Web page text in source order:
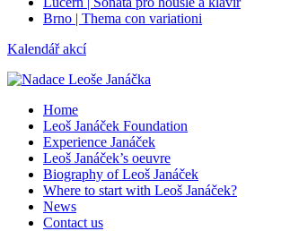
Brno | Thema con variationi
Kalendář akcí
Home
Leoš Janáček Foundation
Experience Janáček
Leoš Janáček’s oeuvre
Biography of Leoš Janáček
Where to start with Leoš Janáček?
News
Contact us